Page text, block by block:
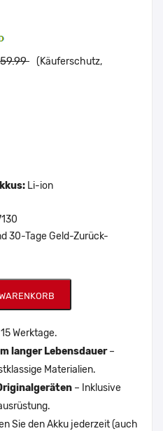
(Käuferschutz,
Li-ion
30-Tage Geld-Zurück-
Werktage.
langer Lebensdauer–
Materialien.
– Inklusive
Sie den Akku jederzeit (auch